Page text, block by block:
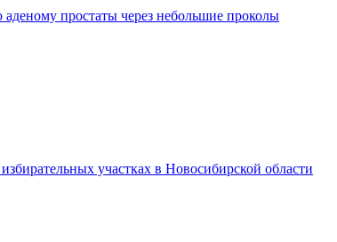
простаты через небольшие проколы
участках в Новосибирской области